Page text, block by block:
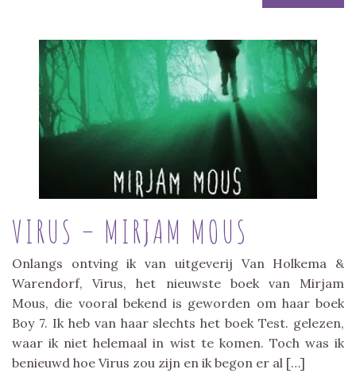
VIRUS – MIRJAM MOUS
Onlangs ontving ik van uitgeverij Van Holkema &
Warendorf, Virus, het nieuwste boek van Mirjam
Mous, die vooral bekend is geworden om haar boek
Boy 7. Ik heb van haar slechts het boek Test. gelezen,
waar ik niet helemaal in wist te komen. Toch was ik
benieuwd hoe Virus zou zijn en ik begon er al […]